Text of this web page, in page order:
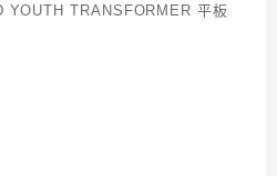
YOUTH TRANSFORMER 平板